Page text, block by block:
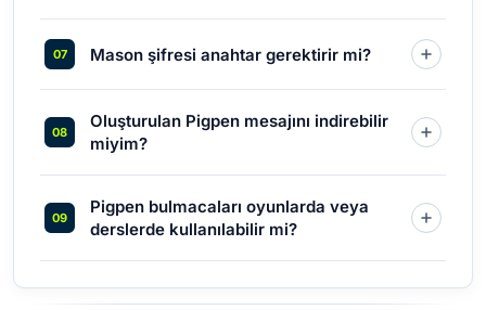
Mason şifresi anahtar gerektirir mi?
Oluşturulan Pigpen mesajını indirebilir
miyim?
Pigpen bulmacaları oyunlarda veya
derslerde kullanılabilir mi?